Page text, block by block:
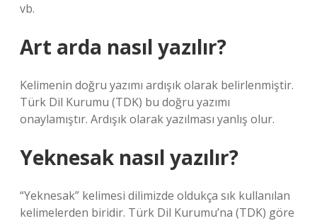
vb.
Art arda nasıl yazılır?
Kelimenin doğru yazımı ardışık olarak belirlenmiştir.
Türk Dil Kurumu (TDK) bu doğru yazımı
onaylamıştır. Ardışık olarak yazılması yanlış olur.
Yeknesak nasıl yazılır?
“Yeknesak” kelimesi dilimizde oldukça sık kullanılan
kelimelerden biridir. Türk Dil Kurumu’na (TDK) göre